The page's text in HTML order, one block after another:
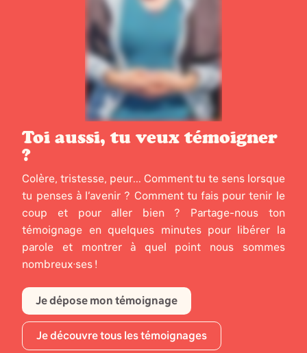
Toi aussi, tu veux témoigner
?
Colère, tristesse, peur... Comment tu te sens lorsque
tu penses à l’avenir ? Comment tu fais pour tenir le
coup et pour aller bien ? Partage-nous ton
témoignage en quelques minutes pour libérer la
parole et montrer à quel point nous sommes
nombreux·ses !
Je dépose mon témoignage
Je découvre tous les témoignages